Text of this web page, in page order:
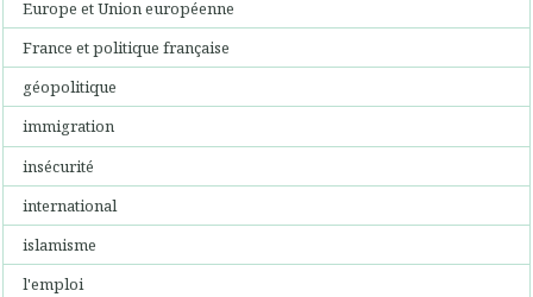
Europe et Union européenne
France et politique française
géopolitique
immigration
insécurité
international
islamisme
l'emploi